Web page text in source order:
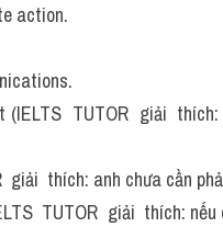
action.
TUTOR  giải
giải  thích: anh chưa cần
TUTOR  giải  thích: